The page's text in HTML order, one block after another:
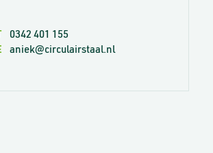
0342 401 155
aniek@circulairstaal.nl